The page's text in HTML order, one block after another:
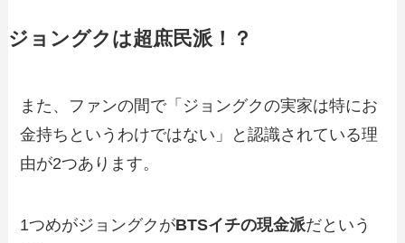
ジョングクは超庶民派！？
また、ファンの間で「ジョングクの実家は特にお
金持ちというわけではない」と認識されている理
由が2つあります。
1つめがジョングクがBTSイチの現金派だという